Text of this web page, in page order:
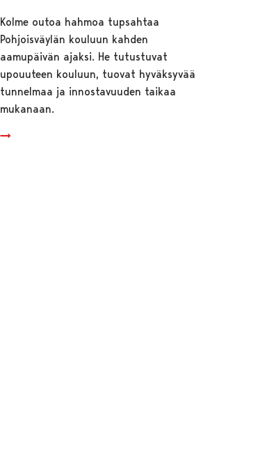
Kolme outoa hahmoa tupsahtaa
Pohjoisväylän kouluun kahden
aamupäivän ajaksi. He tutustuvat
upouuteen kouluun, tuovat hyväksyvää
tunnelmaa ja innostavuuden taikaa
mukanaan.